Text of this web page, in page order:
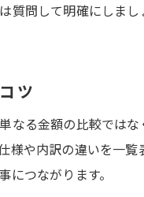
共工事で用いられる舗
頼できる業者選びと費
舗装工事の単価を比較
小規模舗装工事の単価比
数業者の見積書で単価
問して明確にしま
ツ
なる金額の比較では
や内訳の違いを一
つながります。